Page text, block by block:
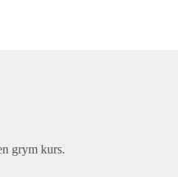
grym kurs.